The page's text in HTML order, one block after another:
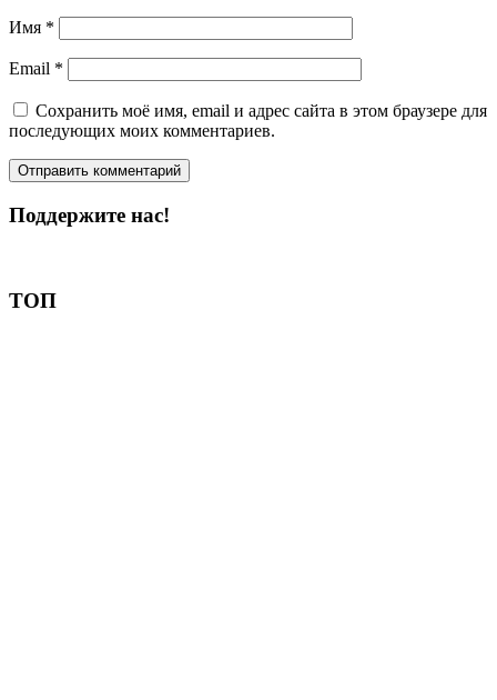
Имя *
Email *
Сохранить моё имя, email и адрес сайта в этом браузере для
последующих моих комментариев.
Поддержите нас!
ТОП